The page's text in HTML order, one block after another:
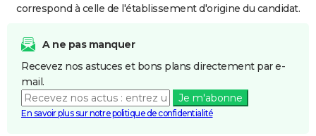
correspond à celle de l'établissement d'origine du candidat.
A ne pas manquer
Recevez nos astuces et bons plans directement par e-
mail.
Je m'abonne
En savoir plus sur notre politique de confidentialité